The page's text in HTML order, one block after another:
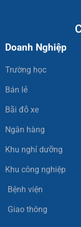
Doanh Nghiệp
Trường học
Bán lẻ
Bãi đỗ xe
Ngân hàng
Khu nghỉ dưỡng
Khu công nghiệp
Bệnh viện
Giao thông